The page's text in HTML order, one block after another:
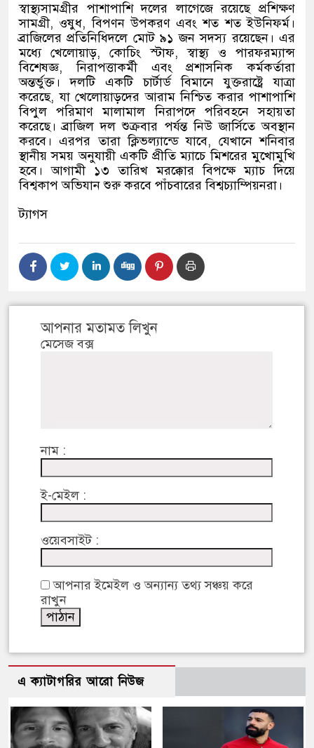
স্বাস্থ্যসামগ্রীর পাশাপাশি দলের লাগেজে রয়েছে প্রশিক্ষণ
সামগ্রী,ওষুধ,বিপণন উপকরণ এবং শত শত ইউনিফর্ম।
ব্রাজিলের প্রতিনিধিদলে মোট ৯১ জন সদস্য রয়েছেন। এর
মধ্যে খেলোয়াড়,কোচিং স্টাফ,স্বাস্থ্য ও পারফরম্যান্স
বিশেষজ্ঞ,নিরাপত্তাকর্মী এবং প্রশাসনিক কর্মকর্তারা
অন্তর্ভুক্ত। দলটি একটি চার্টার্ড বিমানে যুক্তরাষ্ট্রে যাত্রা
করেছে,যা খেলোয়াড়দের আরাম নিশ্চিত করার পাশাপাশি
বিপুল পরিমাণ মালামাল নিরাপদে পরিবহনে সহায়তা
করেছে। ব্রাজিল দল শুক্রবার পর্যন্ত নিউ জার্সিতে অবস্থান
করবে। এরপর তারা ক্লিভল্যান্ডে যাবে, যেখানে শনিবার
স্থানীয় সময় অনুযায়ী একটি প্রীতি ম্যাচে মিশরের মুখোমুখি
হবে। আগামী ১৩ তারিখ মরক্কোর বিপক্ষে ম্যাচ দিয়ে
বিশ্বকাপ অভিযান শুরু করবে পাঁচবারের বিশ্বচ্যাম্পিয়নরা।
ট্যাগস
আপনার মতামত লিখুন
মেসেজ বক্স
নাম :
ই-মেইল :
ওয়েবসাইট :
আপনার ইমেইল ও অন্যান্য তথ্য সঞ্চয় করে
রাখুন
এ ক্যাটাগরির আরো নিউজ